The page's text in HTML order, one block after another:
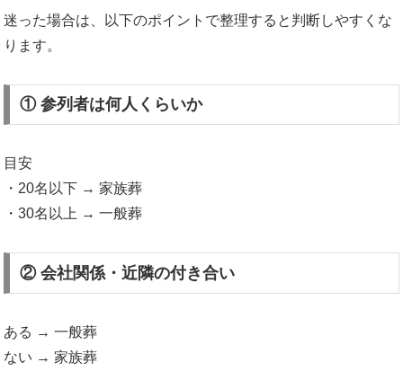
迷った場合は、以下のポイントで整理すると判断しやすくな
ります。
① 参列者は何人くらいか
目安
・20名以下 → 家族葬
・30名以上 → 一般葬
② 会社関係・近隣の付き合い
ある → 一般葬
ない → 家族葬